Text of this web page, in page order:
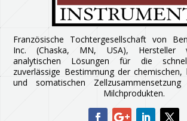
Französische Tochtergesellschaft von
Inc. (Chaska, MN, USA), Hersteller
analytischen Lösungen für die
zuverlässige Bestimmung der chemischen,
und somatischen
Milchprodukten.